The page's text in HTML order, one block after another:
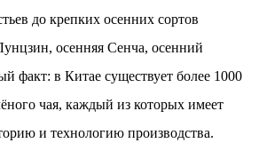
до крепких осенних сортов
осенняя Сенча, осенний
факт: в Китае существует более 1000
чая, каждый из которых имеет
и технологию производства.